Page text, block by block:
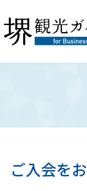
繁体中文
HOME（法人
ご入会を